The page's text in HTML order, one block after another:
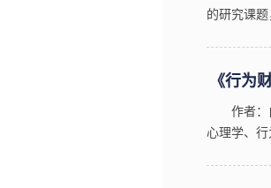
的研究课
《行为
作者
心理学、